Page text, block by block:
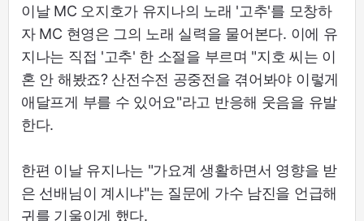
이날 MC 오지호가 유지나의 노래 '고추'를 모창하
자 MC 현영은 그의 노래 실력을 물어본다. 이에 유
지나는 직접 '고추' 한 소절을 부르며 "지호 씨는 이
혼 안 해봤죠? 산전수전 공중전을 겪어봐야 이렇게
애달프게 부를 수 있어요"라고 반응해 웃음을 유발
한다.
한편 이날 유지나는 "가요계 생활하면서 영향을 받
은 선배님이 계시냐"는 질문에 가수 남진을 언급해
귀를 기울이게 했다.